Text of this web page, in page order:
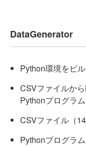
DataGenerator
Python環境をビ
CSVファイルか
Pythonプログラム
CSVファイル（14
Pythonプログラ